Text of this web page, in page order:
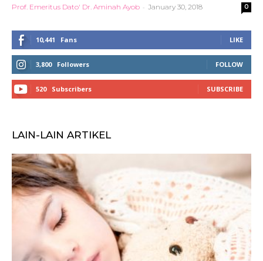
Prof. Emeritus Dato' Dr. Aminah Ayob - January 30, 2018 0
10,441 Fans LIKE
3,800 Followers FOLLOW
520 Subscribers SUBSCRIBE
LAIN-LAIN ARTIKEL